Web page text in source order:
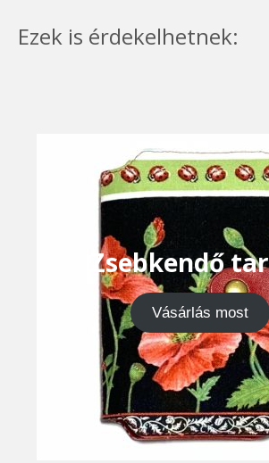
Ezek is érdekelhetnek:
Zsebkendő
Vásárlás most